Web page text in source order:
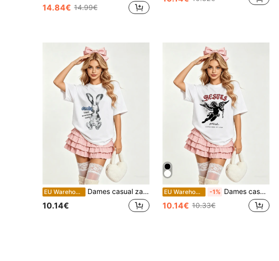
14.84€ 14.99€
EU Warehouse Dames casual zachte ronde hals korte mouwen T-shirt voor de zomer, konijn skelet röntgenprint grafisch voor lente- en zomerkleding.Wit
10.14€
EU Warehouse -1% Dames casual zachte ronde hals korte mouwen T-shirt voor de zomer, gotische Cupido engel print grafisch voor lente- en zomerkleding. Zwart
10.14€ 10.33€